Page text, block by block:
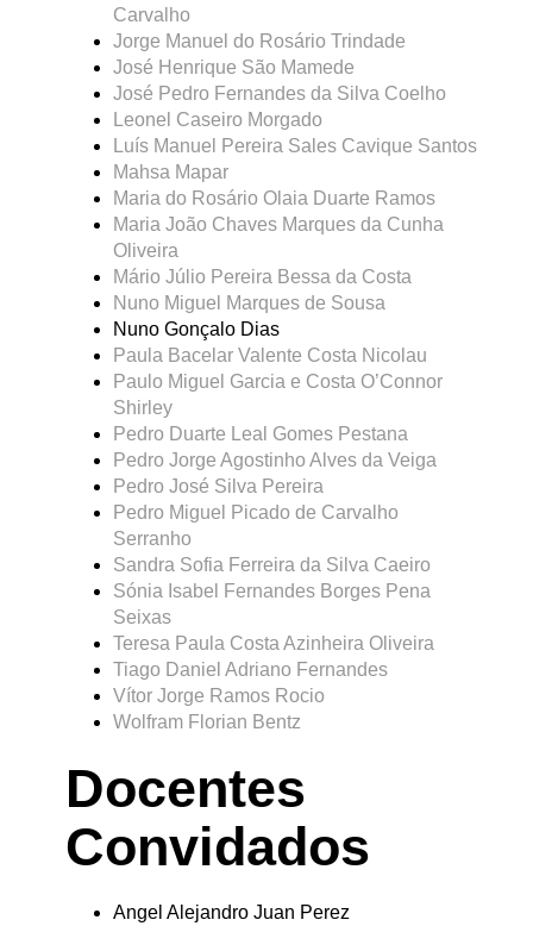
Carvalho
Jorge Manuel do Rosário Trindade
José Henrique São Mamede
José Pedro Fernandes da Silva Coelho
Leonel Caseiro Morgado
Luís Manuel Pereira Sales Cavique Santos
Mahsa Mapar
Maria do Rosário Olaia Duarte Ramos
Maria João Chaves Marques da Cunha
Oliveira
Mário Júlio Pereira Bessa da Costa
Nuno Miguel Marques de Sousa
Nuno Gonçalo Dias
Paula Bacelar Valente Costa Nicolau
Paulo Miguel Garcia e Costa O’Connor
Shirley
Pedro Duarte Leal Gomes Pestana
Pedro Jorge Agostinho Alves da Veiga
Pedro José Silva Pereira
Pedro Miguel Picado de Carvalho
Serranho
Sandra Sofia Ferreira da Silva Caeiro
Sónia Isabel Fernandes Borges Pena
Seixas
Teresa Paula Costa Azinheira Oliveira
Tiago Daniel Adriano Fernandes
Vítor Jorge Ramos Rocio
Wolfram Florian Bentz
Docentes
Convidados
Angel Alejandro Juan Perez